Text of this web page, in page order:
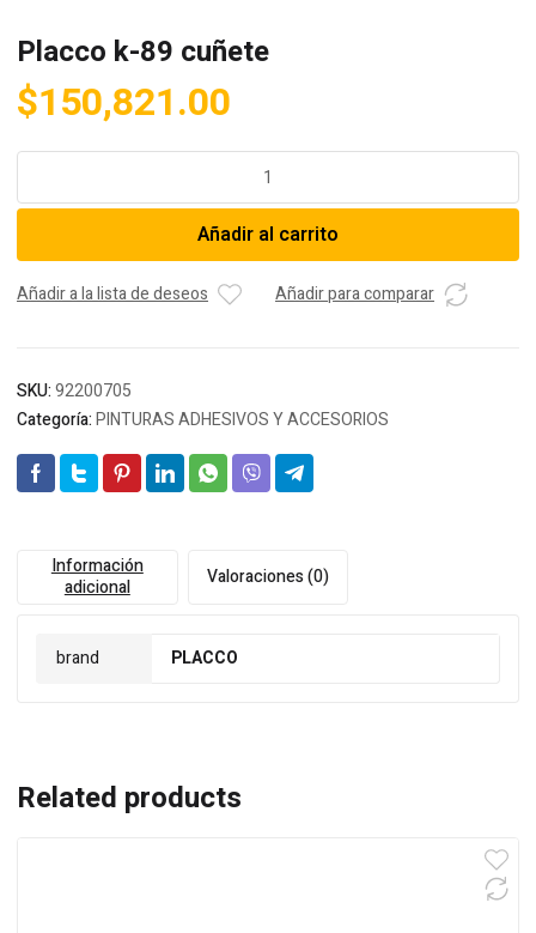
Placco k-89 cuñete
$150,821.00
89
cantidad
Añadir al carrito
Añadir a la lista de deseos Añadir para comparar
SKU:92200705
Categoría:PINTURAS ADHESIVOS Y ACCESORIOS
Información
adicional
Valoraciones (0)
brand PLACCO
Related products